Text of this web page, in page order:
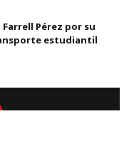
Farrell Pérez por su
estudiantil